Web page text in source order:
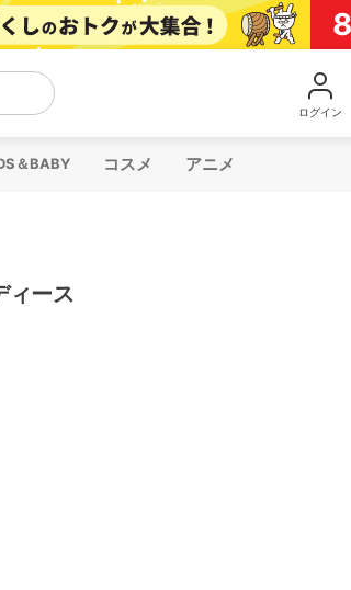
ログイン
＆BABY コスメ アニメ
ィース